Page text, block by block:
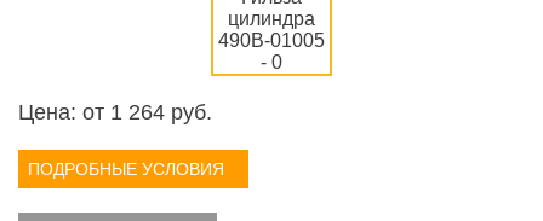
Цена: от 1 264 руб.
ПОДРОБНЫЕ УСЛОВИЯ